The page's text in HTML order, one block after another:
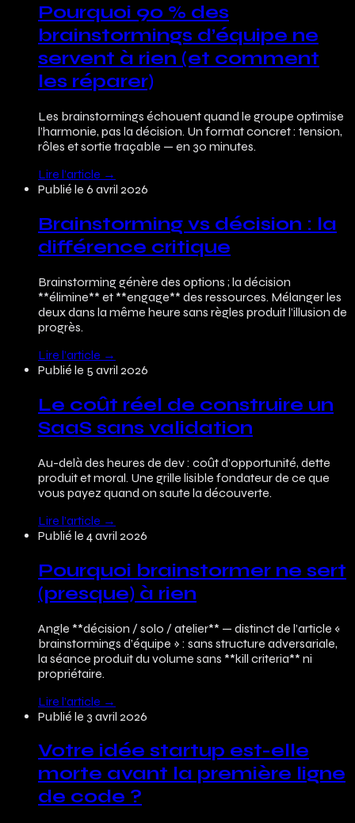
Pourquoi 90 % des
brainstormings d’équipe ne
servent à rien (et comment
les réparer)
Les brainstormings échouent quand le groupe optimise
l’harmonie, pas la décision. Un format concret : tension,
rôles et sortie traçable — en 30 minutes.
Lire l’article →
Publié le 6 avril 2026
Brainstorming vs décision : la
différence critique
Brainstorming génère des options ; la décision
**élimine** et **engage** des ressources. Mélanger les
deux dans la même heure sans règles produit l’illusion de
progrès.
Lire l’article →
Publié le 5 avril 2026
Le coût réel de construire un
SaaS sans validation
Au-delà des heures de dev : coût d’opportunité, dette
produit et moral. Une grille lisible fondateur de ce que
vous payez quand on saute la découverte.
Lire l’article →
Publié le 4 avril 2026
Pourquoi brainstormer ne sert
(presque) à rien
Angle **décision / solo / atelier** — distinct de l’article «
brainstormings d’équipe » : sans structure adversariale,
la séance produit du volume sans **kill criteria** ni
propriétaire.
Lire l’article →
Publié le 3 avril 2026
Votre idée startup est-elle
morte avant la première ligne
de code ?